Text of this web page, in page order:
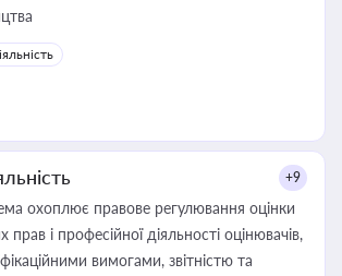
+9
охоплює правове регулювання оцінки
і професійної діяльності оцінювачів,
вимогами, звітністю та